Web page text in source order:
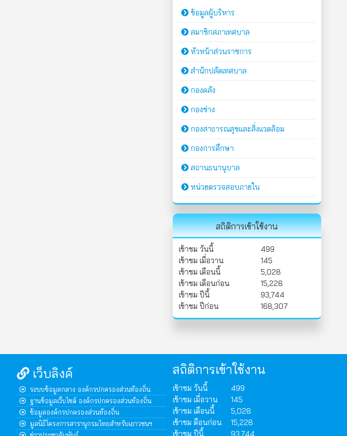
ข้อมูลผู้บริหาร
สมาชิกสภาเทศบาล
หัวหน้าส่วนราชการ
สำนักปลัดเทศบาล
กองคลัง
กองช่าง
กองสาธารณสุขและสิ่งแวดล้อม
กองการศึกษา
สถานธนานุบาล
หน่วยตรวจสอบภายใน
สถิติการเข้าใช้งาน
เข้าชม วันนี้
499
เข้าชม เมื่อวาน
145
เข้าชม เดือนนี้
5,028
เข้าชม เดือนก่อน
15,228
เข้าชม ปีนี้
93,744
เข้าชม ปีก่อน
168,307
เว็บลิงค์
ระบบข้อมูลกลาง องค์กรปกครองส่วนท้องถิ่น
ฐานข้อมูลเว็บไซต์ องค์กรปกครองส่วนท้องถิ่น
ข้อมูลองค์กรปกครองส่วนท้องถิ่น
มูลนิธิโครงการสารานุกรมไทยสำหรับเยาวชนฯ
สถิติการเข้าใช้งาน
เข้าชม วันนี้
499
เข้าชม เมื่อวาน
145
เข้าชม เดือนนี้
5,028
เข้าชม ดือนก่อน
15,228
เข้าชม ปีนี้
93,744